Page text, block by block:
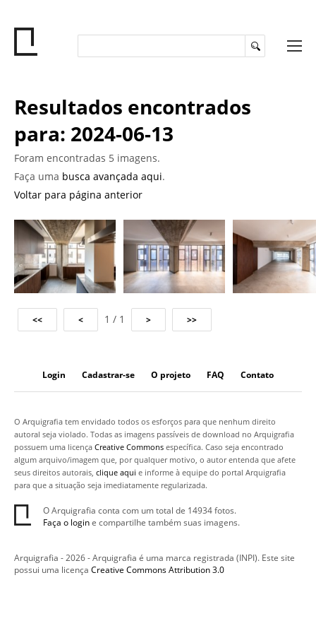
Resultados encontrados
para: 2024-06-13
Foram encontradas 5 imagens.
Faça uma busca avançada aqui.
Voltar para página anterior
1 / 1
Login Cadastrar-se O projeto FAQ Contato
O Arquigrafia tem envidado todos os esforços para que nenhum direito
autoral seja violado. Todas as imagens passíveis de download no Arquigrafia
possuem uma licença Creative Commons específica. Caso seja encontrado
algum arquivo/imagem que, por qualquer motivo, o autor entenda que afete
seus direitos autorais, clique aqui e informe à equipe do portal Arquigrafia
para que a situação seja imediatamente regularizada.
O Arquigrafia conta com um total de 14934 fotos.
Faça o logine compartilhe também suas imagens.
Arquigrafia - 2026 - Arquigrafia é uma marca registrada (INPI). Este site
possui uma licença Creative Commons Attribution 3.0